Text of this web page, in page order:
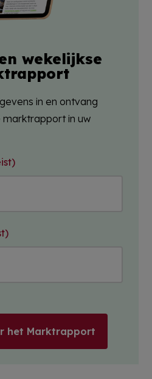
wekelijkse
in en ontvang
marktrapport in uw
het Marktrapport